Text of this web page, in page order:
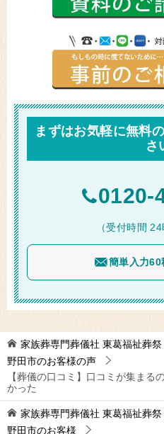
まずはお気軽に無料
さ
0120-
（受付時間
簡単入力60
家族葬専門葬儀社 東葛福祉葬祭
野田市のお客様の声
【葬儀の口コミ】口コミが集まる
かった
家族葬専門葬儀社 東葛福祉葬祭
野田市のお客様